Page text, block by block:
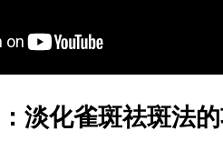
淡化雀斑祛斑法